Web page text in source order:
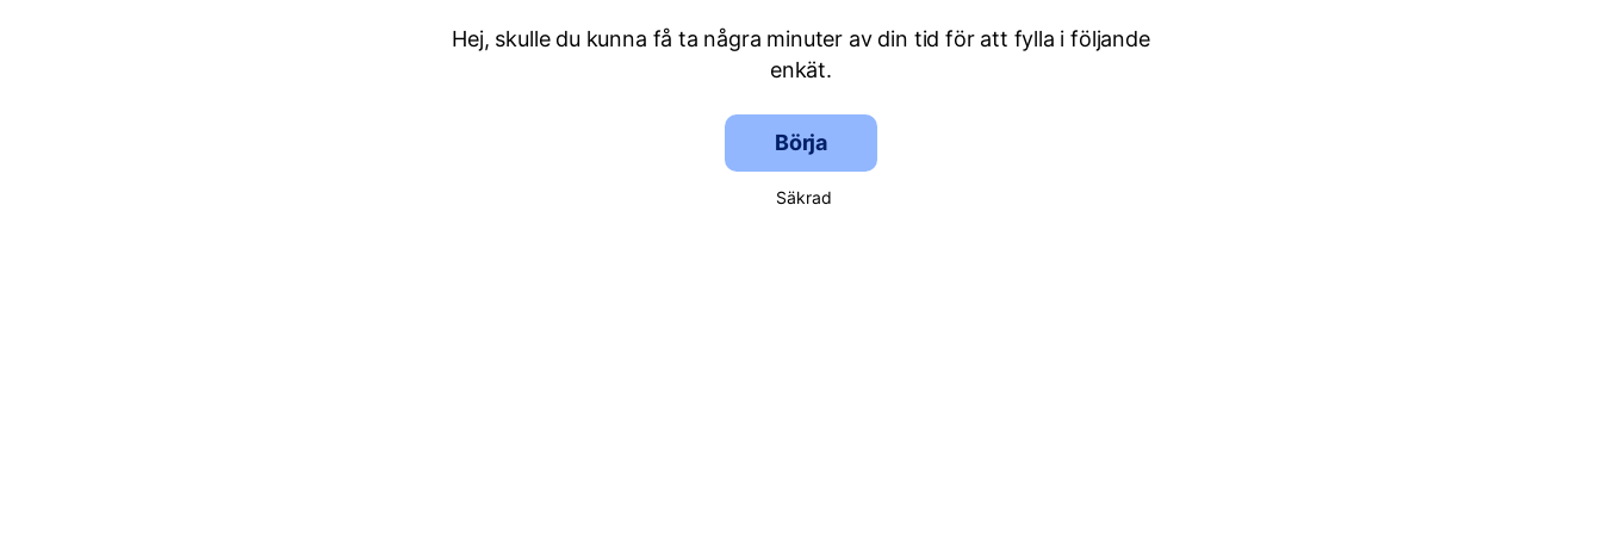
Hej, skulle du kunna få ta några minuter av din tid för att fylla i följande
enkät.
Börja
Säkrad